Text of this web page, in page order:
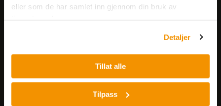
eller som de har samlet inn gjennom din bruk av
Detaljer
Tillat alle
Tilpass
arrangementer og kampanjer.